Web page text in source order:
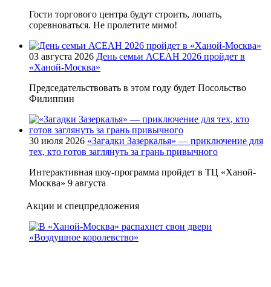
Гости торгового центра будут строить, лопать,
соревноваться. Не пролетите мимо!
03 августа 2026 День семьи АСЕАН 2026 пройдет в
«Ханой-Москва»
Председательствовать в этом году будет Посольство
Филиппин
30 июля 2026 «Загадки Зазеркалья» — приключение для
тех, кто готов заглянуть за грань привычного
Интерактивная шоу-программа пройдет в ТЦ «Ханой-
Москва» 9 августа
Акции и спецпредложения